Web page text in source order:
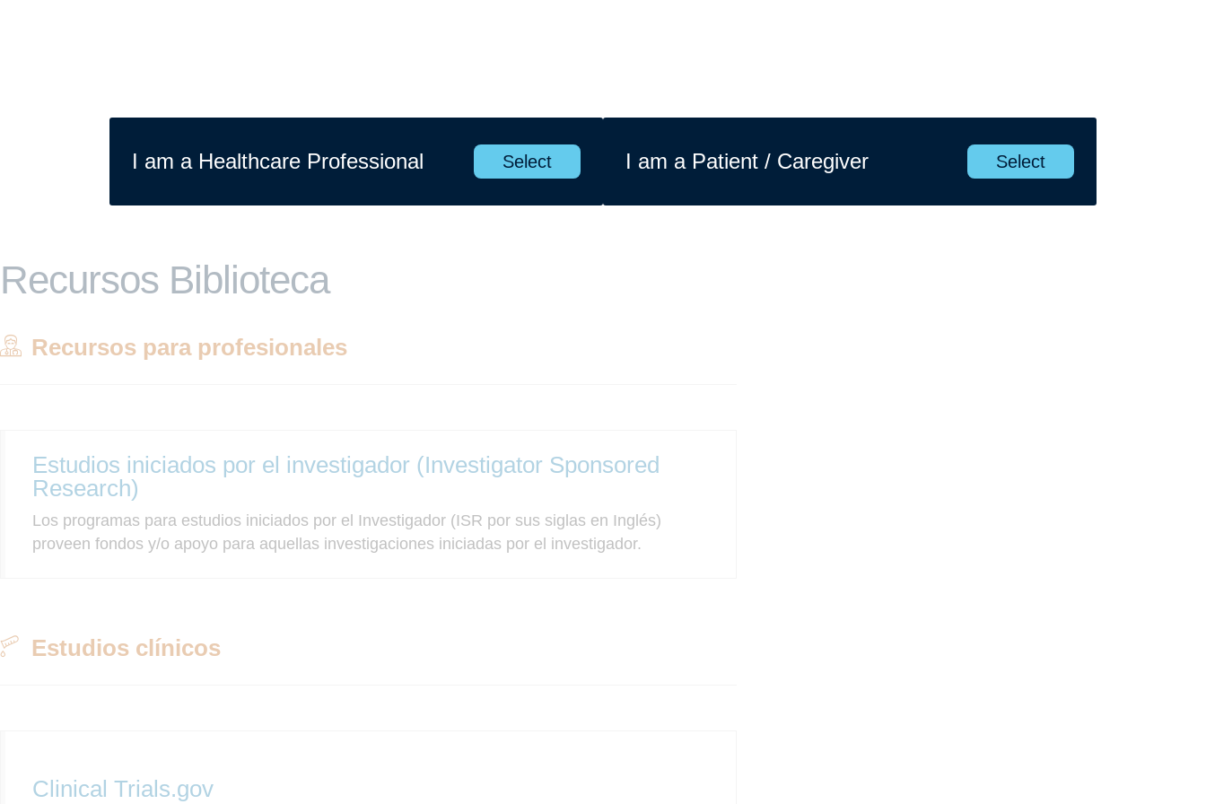
I am a Healthcare Professional Select I am a Patient / Caregiver Select
Recursos Biblioteca
Recursos para profesionales
Estudios iniciados por el investigador (Investigator Sponsored
Research)
Los programas para estudios iniciados por el Investigador (ISR por sus siglas en Inglés)
proveen fondos y/o apoyo para aquellas investigaciones iniciadas por el investigador.
Estudios clínicos
Clinical Trials.gov